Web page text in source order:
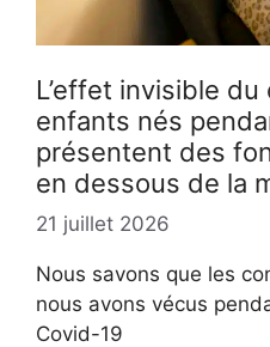
L’effet invisible
enfants nés
présentent des
en dessous de la
21 juillet 2026
Nous savons que les
nous avons vécus
Covid-19